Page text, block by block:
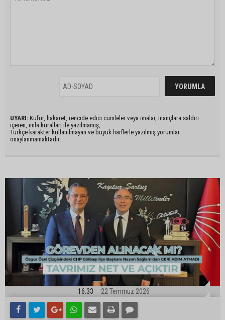
UYARI: Küfür, hakaret, rencide edici cümleler veya imalar, inançlara saldırı
içeren, imla kuralları ile yazılmamış,
Türkçe karakter kullanılmayan ve büyük harflerle yazılmış yorumlar
onaylanmamaktadır.
16:33 22 Temmuz 2026